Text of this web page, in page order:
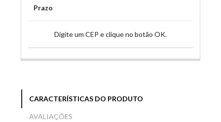
Prazo
Digite um CEP e clique no botão OK.
CARACTERÍSTICAS DO PRODUTO
AVALIAÇÕES